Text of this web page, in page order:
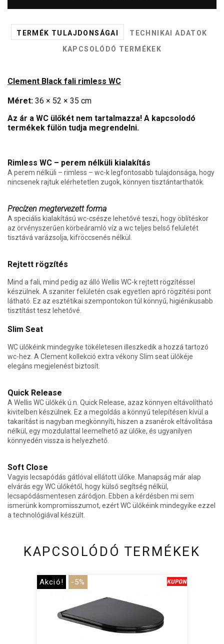
TERMÉK TULAJDONSÁGAI
TECHNIKAI ADATOK
KAPCSOLÓDÓ TERMÉKEK
Clement Black fali rimless WC
Méret: 36 × 52 × 35 cm
Az ár a WC ülőkét nem tartalmazza! A kapcsolodó
termékek fülön tudja megrendelni.
Rimless WC – perem nélküli kialakítás
A perem nélküli – rimless – wc-k legfontosabb tulajdonsága, hogy
nincsenek rajtuk elérhetetlen zugok, könnyen tisztántarthatók.
Precízen megtervezett forma
A speciális kialakítású wc-csésze lehetővé teszi, hogy öblítéskor
az örvényszerűen körbeáramló víz a wc teljes belső felületét
tisztává varázsolja, kifröccsenés nélkül.
Rejtett rögzítés
Mind a fali, mind pedig az álló Wellis WC-k rejtett rögzítéssel
készülnek. A szaniter felületén csak egyetlen apró rögzítési pont
látható. Ez az esztétikai szempontokon túl könnyű, higiénikusabb
tisztítást tesz lehetővé.
Slim Seat
WC ülőkéink mindegyike tökéletesen illeszkedik a hozzá tartozó
wc-hez. A Clement kollekció extra vékony Slim seat ülőkéje
elegáns megjelenést biztosít.
Quick Release
A Wellis WC ülőkék ú.n. Quick Release, azaz könnyen eltávolítható
kivitelben készülnek. Ez a megoldás a könnyű telepítésen kívül a
takarítást is nagyban megkönnyíti, hiszen a zsanérok eltávolítása
nélkül, egy mozdulattal leemelhető az ülőke, és ugyanilyen
könnyedén vissza is helyezhető.
Soft Close
Vagyis lecsapódás gátlóval ellátott ülőke. Manapság már alap
elvárás egy WC ülőkétől, hogy külső segítség nélkül,
lecsapódásmentesen záródjon. Ebben a kérdésben mi sem
ismerünk kompromisszumot, ezért WC ülőkéink mindegyike ezzel
a technológiával készült.
KAPCSOLÓDÓ TERMÉKEK
Akció! -5%